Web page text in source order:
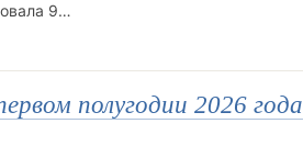
9…
полугодии 2026 года